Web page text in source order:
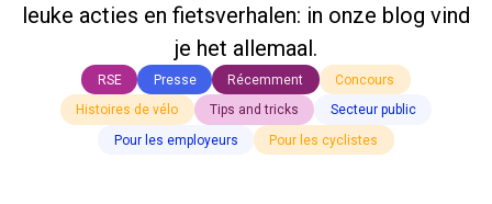
leuke acties en fietsverhalen: in onze blog vind
je het allemaal.
RSE Presse Récemment
Concours
Histoires de vélo
Tips and tricks
Secteur public
Pour les employeurs
Pour les cyclistes